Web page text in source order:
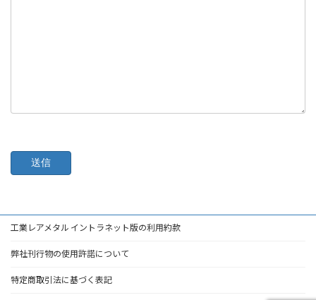
工業レアメタル イントラネット版の利用約款
弊社刊行物の使用許諾について
特定商取引法に基づく表記